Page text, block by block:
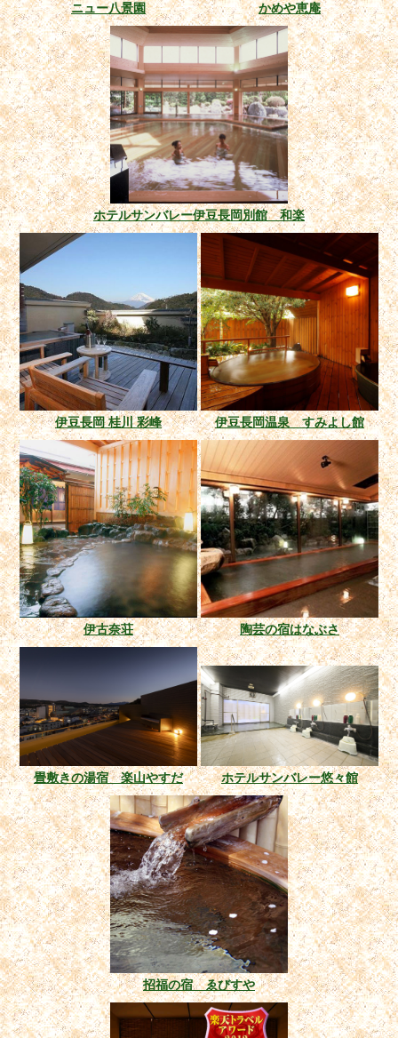
ニュー八景園 かめや恵庵
ホテルサンバレー伊豆長岡別館 和楽
伊豆長岡 桂川 彩峰 伊豆長岡温泉 すみよし館
伊古奈荘 陶芸の宿はなぶさ
畳敷きの湯宿 楽山やすだ ホテルサンバレー悠々館
招福の宿 ゑびすや